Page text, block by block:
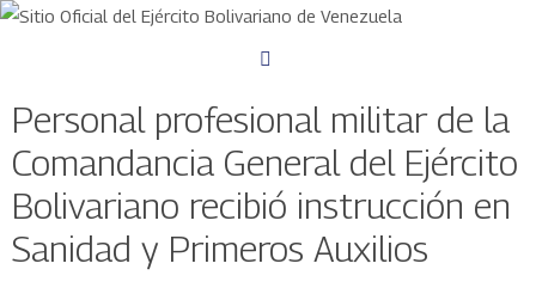
Personal profesional militar de la
Comandancia General del Ejército
Bolivariano recibió instrucción en
Sanidad y Primeros Auxilios